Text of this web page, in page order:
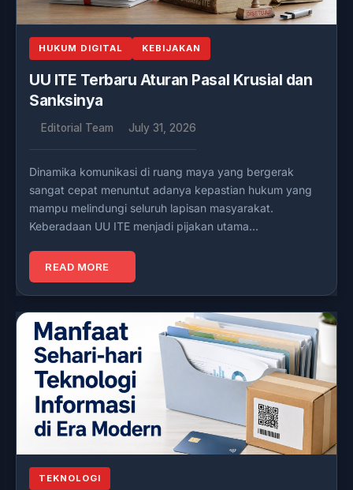
HUKUM DIGITAL KEBIJAKAN
UU ITE Terbaru Aturan Pasal Krusial dan
Sanksinya
Editorial Team July 31, 2026
Dinamika komunikasi di ruang maya yang bergerak
sangat cepat menuntut adanya kepastian hukum yang
mampu melindungi seluruh lapisan masyarakat.
Keberadaan UU ITE menjadi pijakan utama…
READ MORE
TEKNOLOGI